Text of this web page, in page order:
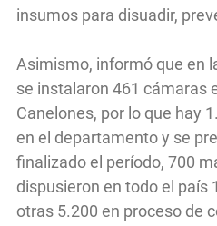
insumos para disuadir,
Asimismo, informó que en
se instalaron 461 cámaras
Canelones, por lo que hay
en el departamento y se
finalizado el período, 700
dispusieron en todo el país
otras 5.200 en proceso de